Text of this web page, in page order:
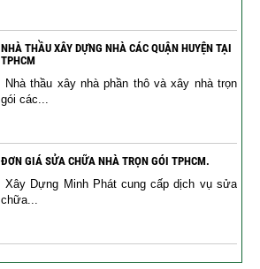
NHÀ THẦU XÂY DỰNG NHÀ CÁC QUẬN HUYỆN TẠI
TPHCM
Nhà thầu xây nhà phần thô và xây nhà trọn
gói các...
ĐƠN GIÁ SỬA CHỮA NHÀ TRỌN GÓI TPHCM.
Xây Dựng Minh Phát cung cấp dịch vụ sửa
chữa...